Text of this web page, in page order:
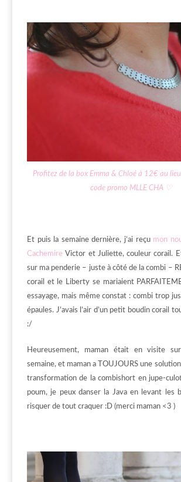
Profitez de la box Emma & Chloé à 12€ au
code promo MLLE CHA ♡
Et puis la semaine dernière, j’ai reçu mon
Cachemire Victor et Juliette, couleur corail.
sur ma penderie – juste à côté de la combi –
corail et le Liberty se mariaient
essayage, mais même constat : combi trop
épaules. J’avais l’air d’un petit boudin corail
:/
Heureusement, maman était en visite
semaine, et maman a TOUJOURS une
transformation de la combishort en jupe-
poum, je peux danser la Java en levant les
risquer de tout craquer :D (merci maman <3 )